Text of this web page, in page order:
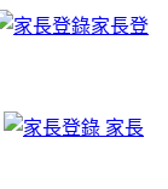
家長登
家長